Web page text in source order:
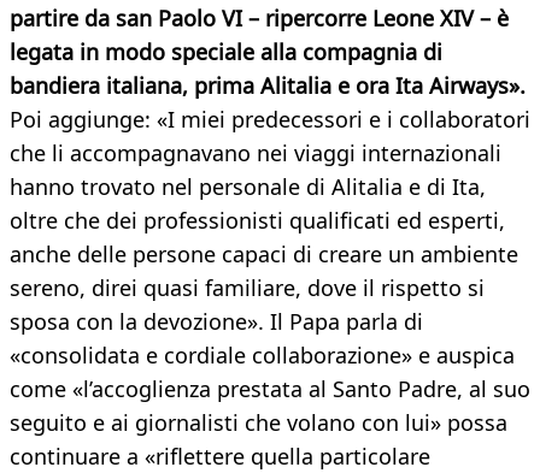
partire da san Paolo VI – ripercorre Leone XIV – è
legata in modo speciale alla compagnia di
bandiera italiana, prima Alitalia e ora Ita Airways».
Poi aggiunge: «I miei predecessori e i collaboratori
che li accompagnavano nei viaggi internazionali
hanno trovato nel personale di Alitalia e di Ita,
oltre che dei professionisti qualificati ed esperti,
anche delle persone capaci di creare un ambiente
sereno, direi quasi familiare, dove il rispetto si
sposa con la devozione». Il Papa parla di
«consolidata e cordiale collaborazione» e auspica
come «l’accoglienza prestata al Santo Padre, al suo
seguito e ai giornalisti che volano con lui» possa
continuare a «riflettere quella particolare